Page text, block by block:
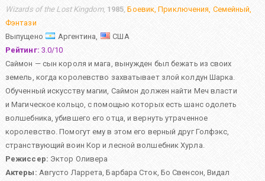
Wizards of the Lost Kingdom, 1985,Боевик,Приключения, Семейный,
Фэнтази
Выпущено
Аргентина,
США
Рейтинг: 3.0/10
Саймон — сын короля и мага, вынужден был бежать из своих
земель, когда королевство захватывает злой колдун Шарка.
Обученный искусству магии, Саймон должен найти Меч власти
и Магическое кольцо, с помощью которых есть шанс одолеть
волшебника, убившего его отца, и вернуть утраченное
королевство. Помогут ему в этом его верный друг Голфэкс,
странствующий воин Кор и лесной волшебник Хурла.
Режиссер: Эктор Оливера
Актеры: Августо Ларрета,Барбара Сток, Бо Свенсон,Видал